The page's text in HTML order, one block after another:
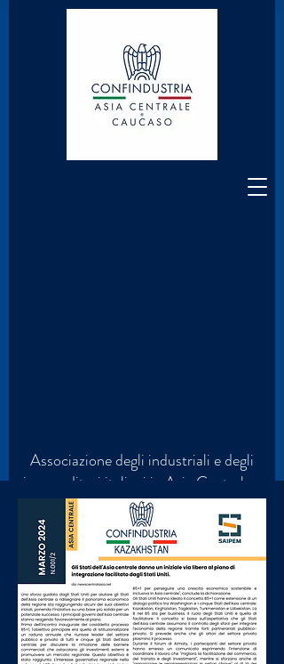
Associazione degli industriali e degli
imprenditori italiani in Asia Centrale e
Caucaso